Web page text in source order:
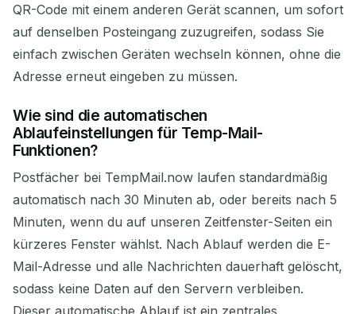
QR-Code mit einem anderen Gerät scannen, um sofort
auf denselben Posteingang zuzugreifen, sodass Sie
einfach zwischen Geräten wechseln können, ohne die
Adresse erneut eingeben zu müssen.
Wie sind die automatischen
Ablaufeinstellungen für Temp-Mail-
Funktionen?
Postfächer bei TempMail.now laufen standardmäßig
automatisch nach 30 Minuten ab, oder bereits nach 5
Minuten, wenn du auf unseren Zeitfenster-Seiten ein
kürzeres Fenster wählst. Nach Ablauf werden die E-
Mail-Adresse und alle Nachrichten dauerhaft gelöscht,
sodass keine Daten auf den Servern verbleiben.